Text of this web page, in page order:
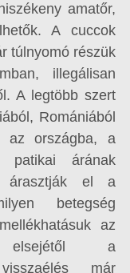
amatőr,
A cuccok
túlnyomó részük
illegálisan
A legtöbb szert
Romániából
az országba, a
patikai árának
árasztják el a
betegség
az
elsejétől a
már